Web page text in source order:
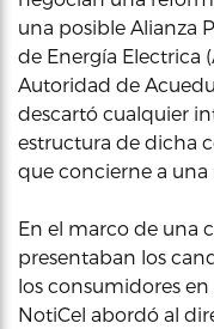
una posible Alianza
de Energía Electrica
Autoridad de
descartó cualquier
estructura de dicha
que concierne a una
En el marco de una
presentaban los
los consumidores en
NotiCel abordó al